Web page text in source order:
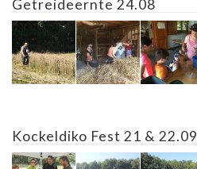
Getreideernte 24.08
Kockeldiko Fest 21 & 22.09